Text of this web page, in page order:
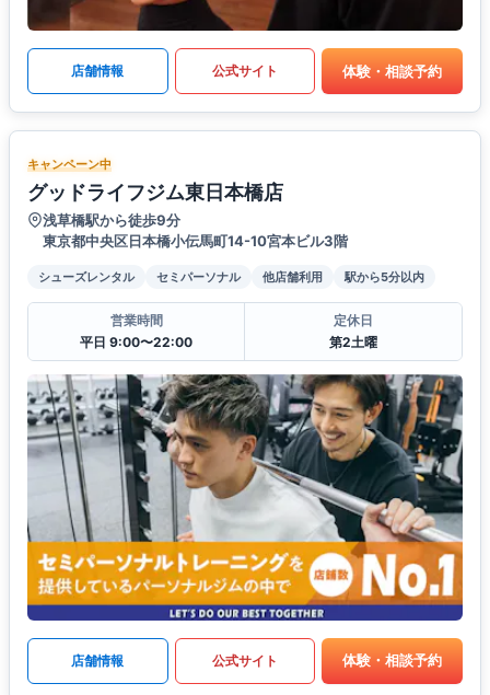
店舗情報 公式サイト 体験・相談予約
キャンペーン中
グッドライフジム東日本橋店
浅草橋駅から徒歩9分
東京都中央区日本橋小伝馬町14-10宮本ビル3階
シューズレンタル セミパーソナル 他店舗利用 駅から5分以内
営業時間
平日 9:00〜22:00
定休日
第2土曜
店舗情報 公式サイト 体験・相談予約